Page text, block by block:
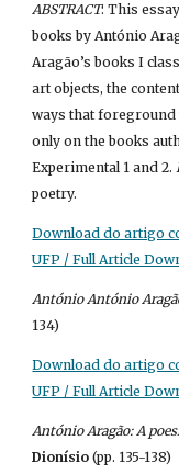
ABSTRACT: This
books by António
Aragão’s books I
art objects, the
ways that foreground
only on the books
Experimental 1 and 2.
poetry.
Download do artigo
UFP / Full Article
António António
134)
Download do artigo
UFP / Full Article
António Aragão: A
Dionísio (pp. 135-138)